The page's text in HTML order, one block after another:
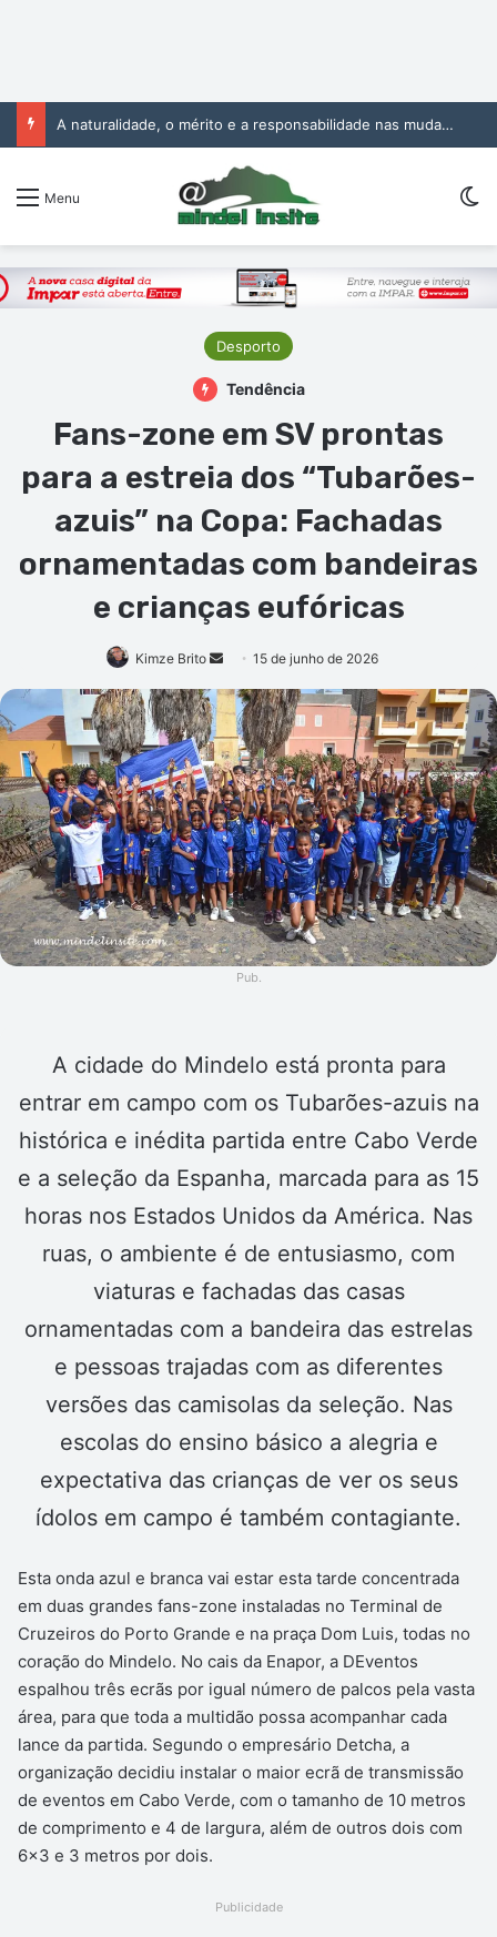
A naturalidade, o mérito e a responsabilidade nas mudanças na Administração Pública
Menu
Desporto
Tendência
Fans-zone em SV prontas
para a estreia dos “Tubarões-
azuis” na Copa: Fachadas
ornamentadas com bandeiras
e crianças eufóricas
Kimze Brito
Mande
e-
mail
15 de junho de 2026
Pub.
A cidade do Mindelo está pronta para
entrar em campo com os Tubarões-azuis na
histórica e inédita partida entre Cabo Verde
e a seleção da Espanha, marcada para as 15
horas nos Estados Unidos da América. Nas
ruas, o ambiente é de entusiasmo, com
viaturas e fachadas das casas
ornamentadas com a bandeira das estrelas
e pessoas trajadas com as diferentes
versões das camisolas da seleção. Nas
escolas do ensino básico a alegria e
expectativa das crianças de ver os seus
ídolos em campo é também contagiante.
Esta onda azul e branca vai estar esta tarde concentrada
em duas grandes fans-zone instaladas no Terminal de
Cruzeiros do Porto Grande e na praça Dom Luis, todas no
coração do Mindelo. No cais da Enapor, a DEventos
espalhou três ecrãs por igual número de palcos pela vasta
área, para que toda a multidão possa acompanhar cada
lance da partida. Segundo o empresário Detcha, a
organização decidiu instalar o maior ecrã de transmissão
de eventos em Cabo Verde, com o tamanho de 10 metros
de comprimento e 4 de largura, além de outros dois com
6×3 e 3 metros por dois.
Publicidade